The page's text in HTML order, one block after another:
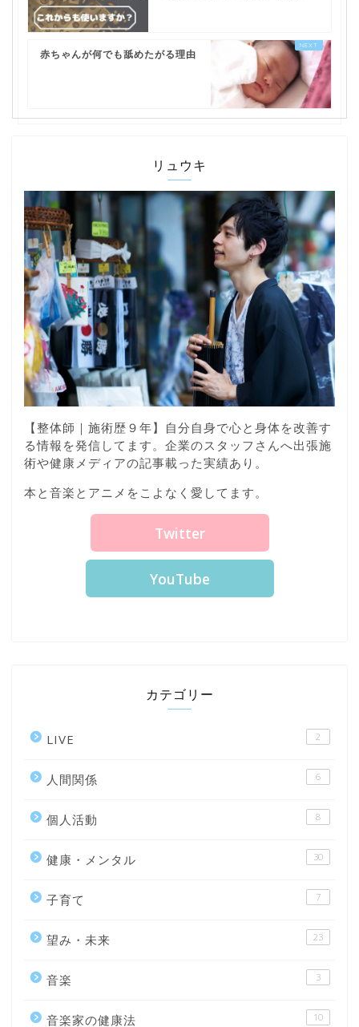
赤ちゃんが何でも舐めたがる理由
リュウキ
【整体師｜施術歴９年】自分自身で心と身体を改善す
る情報を発信してます。企業のスタッフさんへ出張施
術や健康メディアの記事載った実績あり。
本と音楽とアニメをこよなく愛してます。
Twitter
YouTube
カテゴリー
LIVE 2
人間関係 6
個人活動 8
健康・メンタル 30
子育て 7
望み・未来 23
音楽 3
音楽家の健康法 10